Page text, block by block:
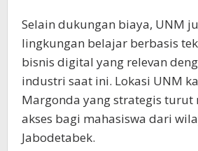
Selain dukungan biaya, UNM
lingkungan belajar berbasis
bisnis digital yang relevan
industri saat ini. Lokasi UNM
Margonda yang strategis turut
akses bagi mahasiswa dari
Jabodetabek.